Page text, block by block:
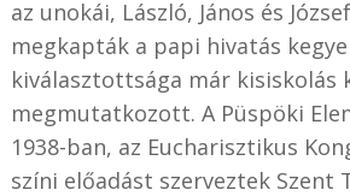
az unokái, László, János és
megkapták a papi hivatás
kiválasztottsága már kisiskolás
megmutatkozott. A Püspöki
1938-ban, az Eucharisztikus
színi előadást szerveztek Szent